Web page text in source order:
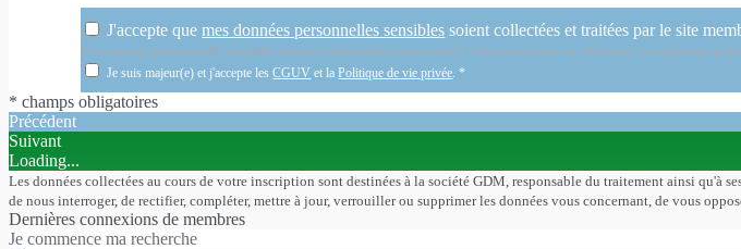
J'accepte quemes données personnelles sensibles soient collectées et traitées par le site
Une donnée personnelle sensible est une information concernant l’origine raciale ou ethnique, les opinions
Je suis majeur(e) et j'accepte lesCGUV et laPolitique de vie privée .*
* champs obligatoires
Précédent
Suivant
Loading...
Les données collectées au cours de votre inscription sont destinées à la société GDM, responsable du traitement ainsi qu'à
de nous interroger, de rectifier, compléter, mettre à jour, verrouiller ou supprimer les données vous concernant, de vous
Dernières connexions de membres
Je commence ma recherche